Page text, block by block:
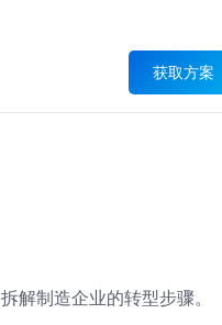
获取方案
解制造企业的转型步骤。